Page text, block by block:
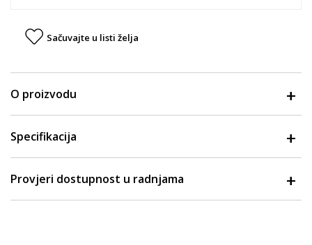
Sačuvajte u listi želja
O proizvodu
Specifikacija
Provjeri dostupnost u radnjama